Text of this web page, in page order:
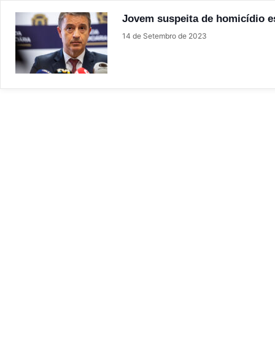
Jovem suspeita de homicídio
14 de Setembro de 2023